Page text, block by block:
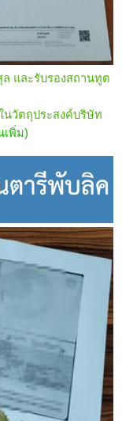
ล และรับรองสถานทูต
นวัตถุประสงค์บริษัท
เพิ่ม)